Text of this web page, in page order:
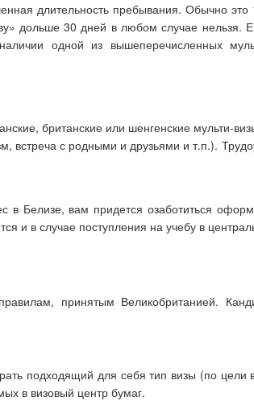
длительность пребывания. Обычно
дольше 30 дней в любом случае нельзя.
одной из вышеперечисленных
британские или шенгенские мульти-
встреча с родными и друзьями и т.п.).
в Белизе, вам придется озаботиться
и в случае поступления на учебу в
принятым Великобританией.
подходящий для себя тип визы (по цели
в визовый центр бумаг.